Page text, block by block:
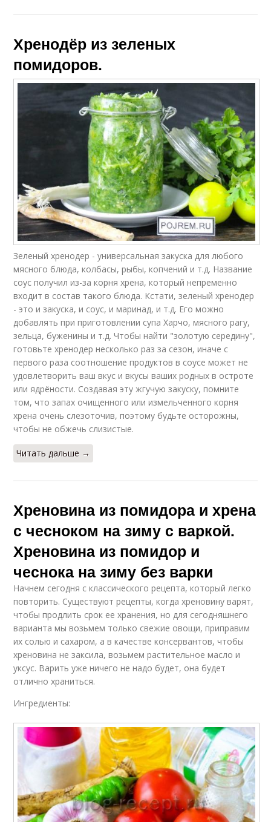
Хренодёр из зеленых
помидоров.
Зеленый хренодер - универсальная закуска для любого
мясного блюда, колбасы, рыбы, копчений и т.д. Название
соус получил из-за корня хрена, который непременно
входит в состав такого блюда. Кстати, зеленый хренодер
- это и закуска, и соус, и маринад, и т.д. Его можно
добавлять при приготовлении супа Харчо, мясного рагу,
зельца, буженины и т.д. Чтобы найти "золотую середину",
готовьте хренодер несколько раз за сезон, иначе с
первого раза соотношение продуктов в соусе может не
удовлетворить ваш вкус и вкусы ваших родных в остроте
или ядрёности. Создавая эту жгучую закуску, помните
том, что запах очищенного или измельченного корня
хрена очень слезоточив, поэтому будьте осторожны,
чтобы не обжечь слизистые.
Читать дальше →
Хреновина из помидора и хрена
с чесноком на зиму с варкой.
Хреновина из помидор и
чеснока на зиму без варки
Начнем сегодня с классического рецепта, который легко
повторить. Существуют рецепты, когда хреновину варят,
чтобы продлить срок ее хранения, но для сегодняшнего
варианта мы возьмем только свежие овощи, приправим
их солью и сахаром, а в качестве консервантов, чтобы
хреновина не заксила, возьмем растительное масло и
уксус. Варить уже ничего не надо будет, она будет
отлично храниться.
Ингредиенты: